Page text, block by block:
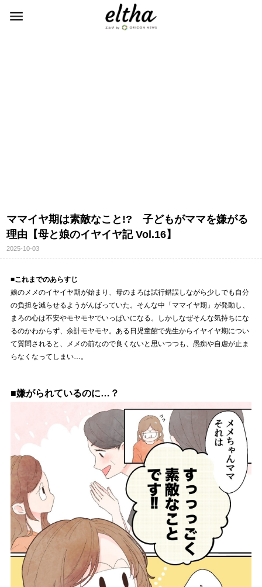
ママイヤ期は素敵なこと!? 子どもがママを嫌がる
理由【母と娘のイヤイヤ記 Vol.16】
2025-10-03
■これまでのあらすじ
娘のメメのイヤイヤ期が始まり、母のまろは試行錯誤しながら少しでも自分
の負担を減らせるようがんばっていた。そんな中「ママイヤ期」が発動し、
まろの心は不安やモヤモヤでいっぱいになる。しかしなぜそんな気持ちにな
るのかわからず、余計モヤモヤ。ある日児童館で先生からイヤイヤ期につい
て質問されると、メメの前なので良くないと思いつつも、愚痴や自虐が止ま
らなくなってしまい…。
■嫌がられているのに…？